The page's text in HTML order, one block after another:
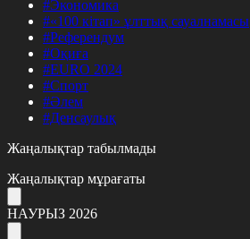
#Экономика
#«100 кітап» ұлттық сауалнамасы
#Референдум
#Оқиға
#EURO 2024
#Спорт
#Әлем
#Денсаулық
Жаңалықтар табылмады
Жаңалықтар мұрағаты
НАУРЫЗ 2026